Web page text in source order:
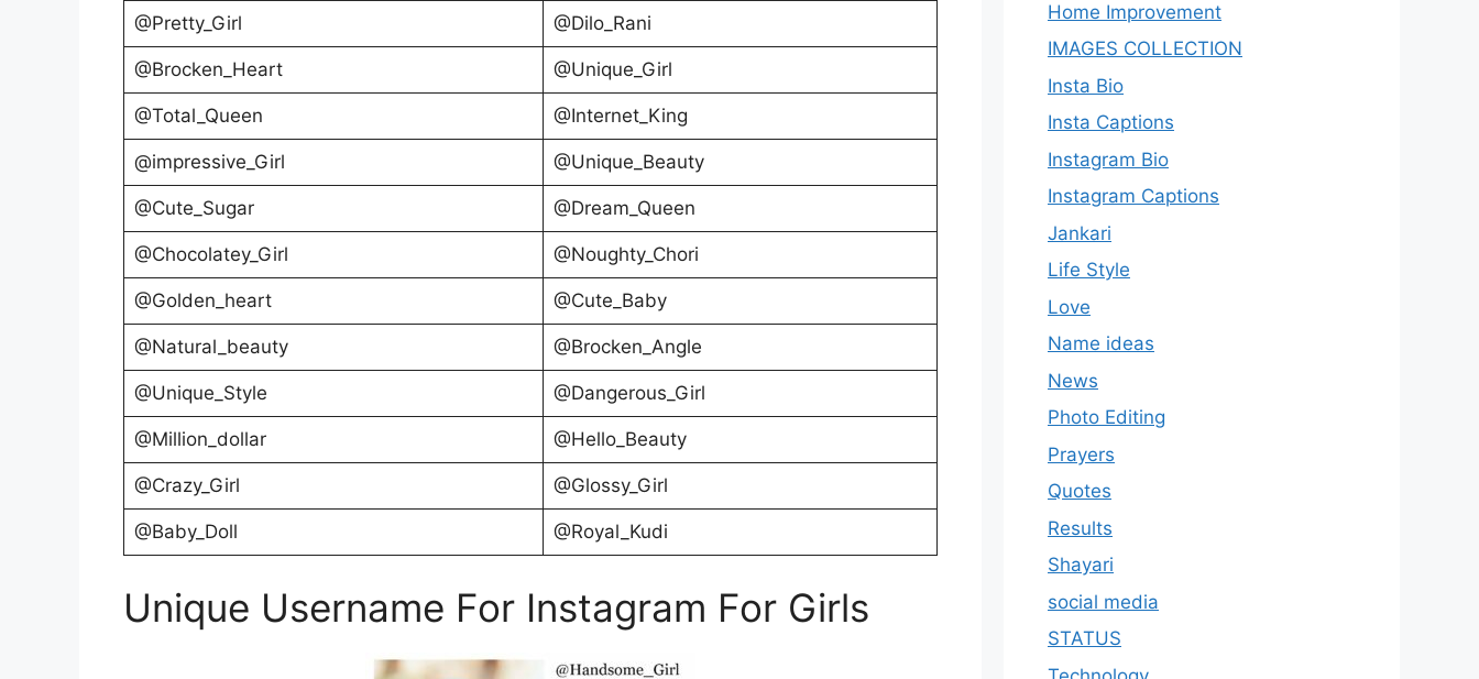
@Pretty_Girl @Dilo_Rani
@Brocken_Heart @Unique_Girl
@Total_Queen @Internet_King
@impressive_Girl @Unique_Beauty
@Cute_Sugar @Dream_Queen
@Chocolatey_Girl @Noughty_Chori
@Golden_heart @Cute_Baby
@Natural_beauty @Brocken_Angle
@Unique_Style @Dangerous_Girl
@Million_dollar @Hello_Beauty
@Crazy_Girl @Glossy_Girl
@Baby_Doll @Royal_Kudi
Unique Username For Instagram For Girls
Home Improvement
IMAGES COLLECTION
Insta Bio
Insta Captions
Instagram Bio
Instagram Captions
Jankari
Life Style
Love
Name ideas
News
Photo Editing
Prayers
Quotes
Results
Shayari
social media
STATUS